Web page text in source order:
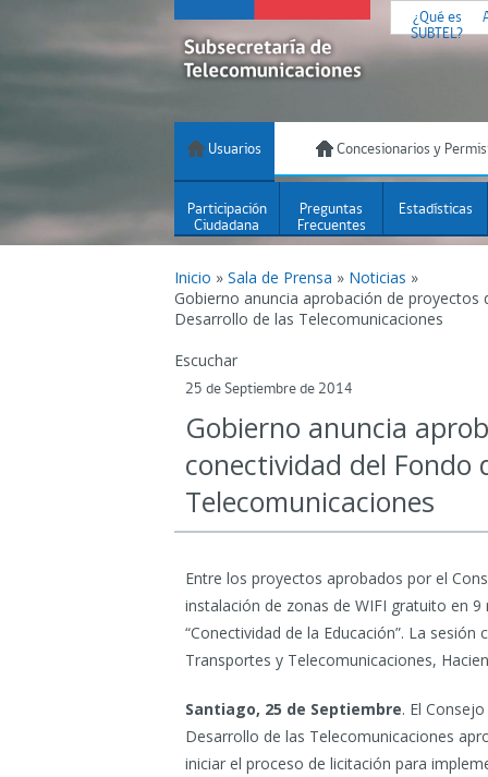
¿Qué es
SUBTEL?
Usuarios Concesionarios y
Participación
Ciudadana
Preguntas
Frecuentes
Estadísticas
Inicio » Sala de Prensa » Noticias »
Gobierno anuncia aprobación de proyectos
Desarrollo de las Telecomunicaciones
Escuchar
25 de Septiembre de 2014
Gobierno anuncia
conectividad del Fondo
Telecomunicaciones
Entre los proyectos aprobados por el
instalación de zonas de WIFI gratuito en
“Conectividad de la Educación”. La
Transportes y Telecomunicaciones,
Santiago, 25 de Septiembre. El
Desarrollo de las Telecomunicaciones
iniciar el proceso de licitación para